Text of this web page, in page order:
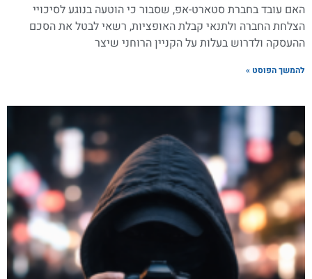
האם עובד בחברת סטארט-אפ, שסבור כי הוטעה בנוגע לסיכויי
הצלחת החברה ולתנאי קבלת האופציות, רשאי לבטל את הסכם
ההעסקה ולדרוש בעלות על הקניין הרוחני שיצר
להמשך הפוסט »